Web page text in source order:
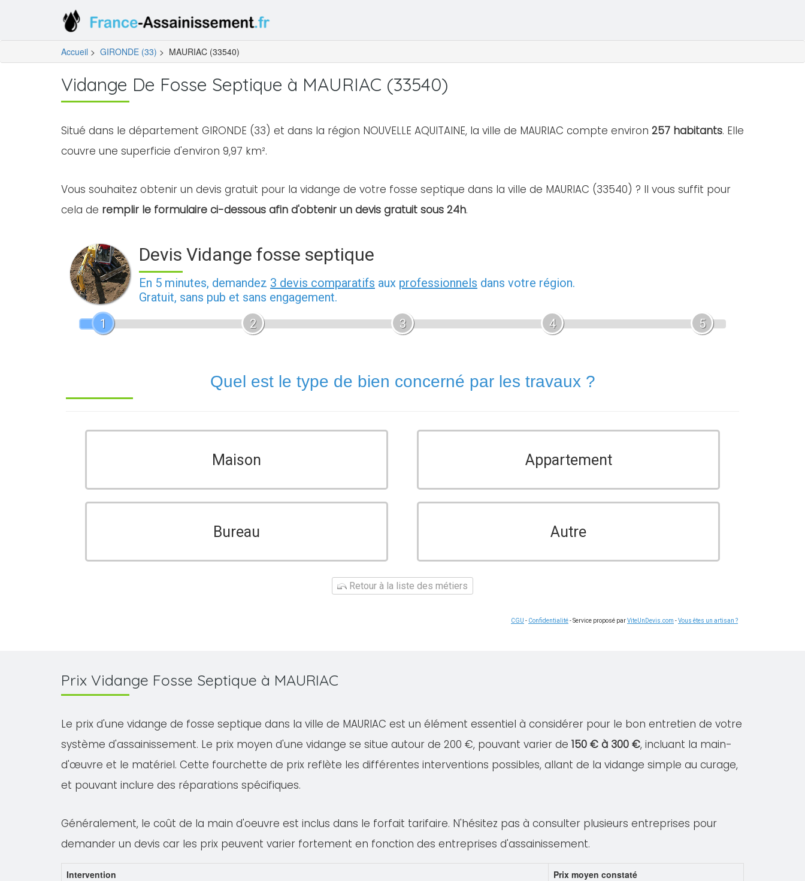
Accueil > GIRONDE (33) > MAURIAC (33540)
Vidange De Fosse Septique à MAURIAC (33540)
Situé dans le département GIRONDE (33) et dans la région NOUVELLE AQUITAINE, la ville de MAURIAC compte environ 257 habitants. Elle
couvre une superficie d'environ 9,97 km².
Vous souhaitez obtenir un devis gratuit pour la vidange de votre fosse septique dans la ville de MAURIAC (33540) ? Il vous suffit pour
cela de remplir le formulaire ci-dessous afin d'obtenir un devis gratuit sous 24h.
Devis Vidange fosse septique
En 5 minutes, demandez 3 devis comparatifs aux professionnels dans votre région.
Gratuit, sans pub et sans engagement.
1
2 3 4 5
Quel est le type de bien concerné par les travaux ?
Maison Appartement
Bureau Autre
Retour à la liste des métiers
CGU - Confidentialité- Service proposé parViteUnDevis.com -Vous êtes un artisan ?
Prix Vidange Fosse Septique à MAURIAC
Le prix d'une vidange de fosse septique dans la ville de MAURIAC est un élément essentiel à considérer pour le bon entretien de votre
système d'assainissement. Le prix moyen d'une vidange se situe autour de 200 €, pouvant varier de 150 € à 300 €, incluant la main-
d'œuvre et le matériel. Cette fourchette de prix reflète les différentes interventions possibles, allant de la vidange simple au curage,
et pouvant inclure des réparations spécifiques.
Généralement, le coût de la main d'oeuvre est inclus dans le forfait tarifaire. N'hésitez pas à consulter plusieurs entreprises pour
demander un devis car les prix peuvent varier fortement en fonction des entreprises d'assainissement.
Intervention
Prix moyen constaté